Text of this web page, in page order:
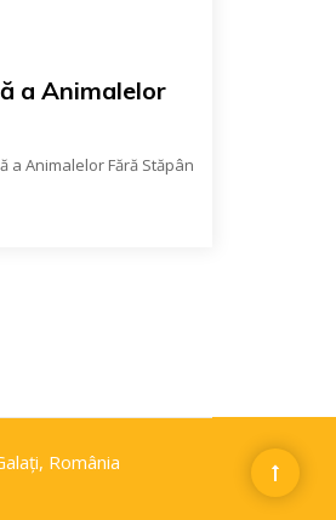
a Animalelor
a Animalelor Fără Stăpân
România